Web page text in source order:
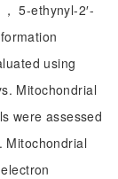
5-ethynyl-2′-
using
Mitochondrial
were assessed
Mitochondrial